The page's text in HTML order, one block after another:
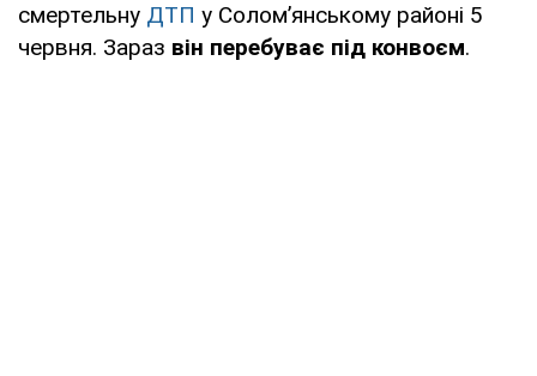
смертельну ДТП у Солом’янському районі 5
червня. Зараз він перебуває під конвоєм.